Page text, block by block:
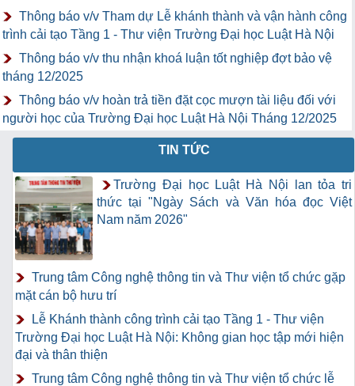
Thông báo v/v Tham dự Lễ khánh thành và vận hành công
trình cải tạo Tầng 1 - Thư viện Trường Đại học Luật Hà Nội
Thông báo v/v thu nhận khoá luận tốt nghiệp đợt bảo vệ
tháng 12/2025
Thông báo v/v hoàn trả tiền đặt cọc mượn tài liệu đối với
người học của Trường Đại học Luật Hà Nội Tháng 12/2025
TIN TỨC
Trường Đại học Luật Hà Nội lan tỏa tri
thức tại "Ngày Sách và Văn hóa đọc Việt
Nam năm 2026"
Trung tâm Công nghệ thông tin và Thư viện tổ chức gặp
mặt cán bộ hưu trí
Lễ Khánh thành công trình cải tạo Tầng 1 - Thư viện
Trường Đại học Luật Hà Nội: Không gian học tập mới hiện
đại và thân thiện
Trung tâm Công nghệ thông tin và Thư viện tổ chức lễ